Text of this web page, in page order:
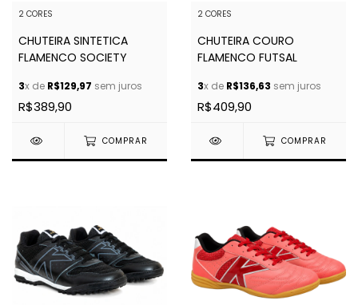
2 CORES
CHUTEIRA SINTETICA
FLAMENCO SOCIETY
3x de R$129,97 sem juros
R$389,90
COMPRAR
2 CORES
CHUTEIRA COURO
FLAMENCO FUTSAL
3x de R$136,63 sem juros
R$409,90
COMPRAR